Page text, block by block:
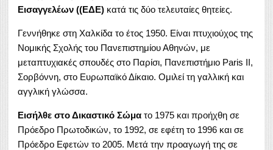
Εισαγγελέων ((ΕΔΕ) κατά τις δύο τελευταίες θητείες.
Γεννήθηκε στη Χαλκίδα το έτος 1950. Είναι πτυχιούχος της
Νομικής Σχολής του Πανεπιστημίου Αθηνών, με
μεταπτυχιακές σπουδές στο Παρίσι, Πανεπιστήμιο Paris ΙΙ,
Σορβόννη, στο Ευρωπαϊκό Δίκαιο. Ομιλεί τη γαλλική και
αγγλική γλώσσα.
Εισήλθε στο Δικαστικό Σώμα το 1975 και προήχθη σε
Πρόεδρο Πρωτοδικών, το 1992, σε εφέτη το 1996 και σε
Πρόεδρο Εφετών το 2005. Μετά την προαγωγή της σε